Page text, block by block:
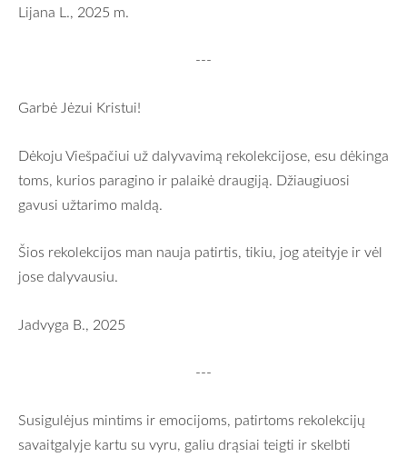
Lijana L., 2025 m.
---
Garbė Jėzui Kristui!
Dėkoju Viešpačiui už dalyvavimą rekolekcijose, esu dėkinga
toms, kurios paragino ir palaikė draugiją. Džiaugiuosi
gavusi užtarimo maldą.
Šios rekolekcijos man nauja patirtis, tikiu, jog ateityje ir vėl
jose dalyvausiu.
Jadvyga B., 2025
---
Susigulėjus mintims ir emocijoms, patirtoms rekolekcijų
savaitgalyje kartu su vyru, galiu drąsiai teigti ir skelbti